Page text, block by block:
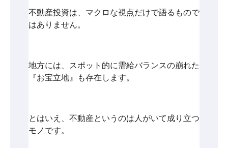
不動産投資は、マクロな視点だけで語るもので
はありません。
地方には、スポット的に需給バランスの崩れた
『お宝立地』も存在します。
とはいえ、不動産というのは人がいて成り立つ
モノです。